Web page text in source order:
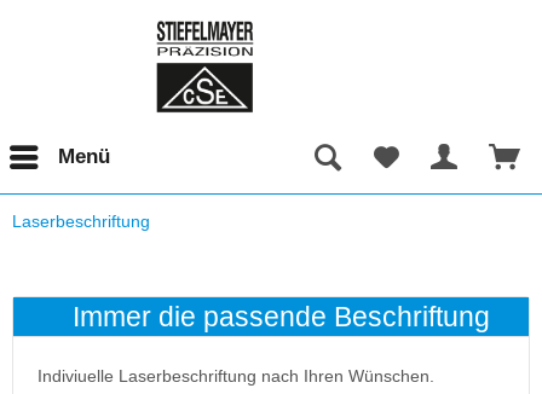
Menü
Laserbeschriftung
Immer die passende Beschriftung
Indiviuelle Laserbeschriftung nach Ihren Wünschen.